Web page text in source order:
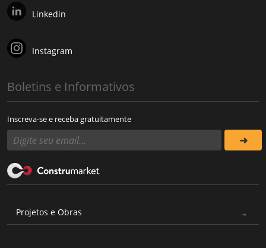
Linkedin
Instagram
Boletins e Informativos
Inscreva-se e receba gratuitamente
Projetos e Obras